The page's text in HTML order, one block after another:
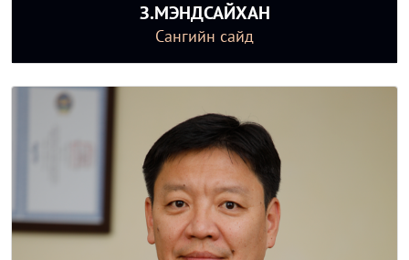
З.МЭНДСАЙХАН
Сангийн сайд